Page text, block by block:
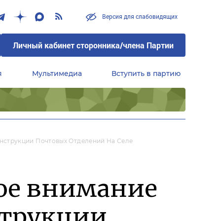
Версия для слабовидящих
Личный кабинет сторонника/члена Партии
Мультимедиа Вступить в партию
Почтовых Отделений На Селе
внимание